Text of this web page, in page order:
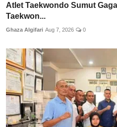
Atlet Taekwondo Sumut
Taekwon...
Ghaza Algifari Aug 7, 2026 0